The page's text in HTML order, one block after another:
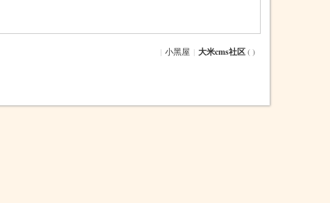
| 小黑屋 | 大米cms社区( )